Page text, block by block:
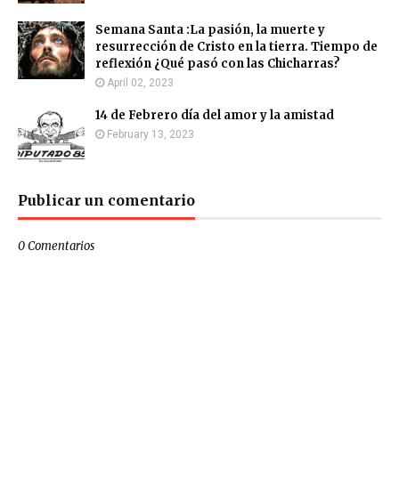
Semana Santa :La pasión, la muerte y
resurrección de Cristo en la tierra. Tiempo de
reflexión ¿Qué pasó con las Chicharras?
April 02, 2023
14 de Febrero día del amor y la amistad
February 13, 2023
Publicar un comentario
0 Comentarios